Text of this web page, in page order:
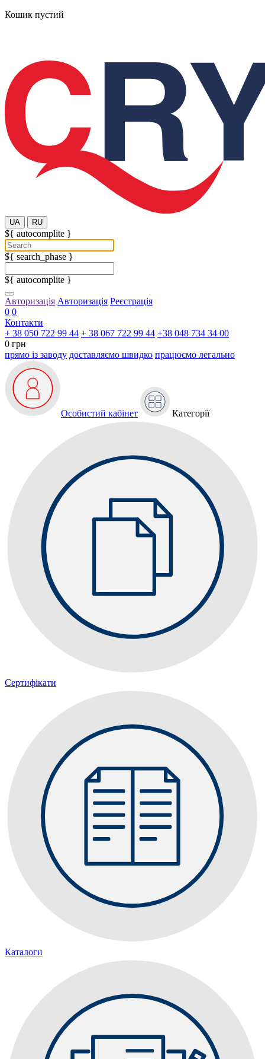
Кошик пустий
UA RU
${ autocomplite }
${ search_phase }
${ autocomplite }
Авторизація Авторизація Реєстрація
0 0
Контакти
+ 38 050 722 99 44 + 38 067 722 99 44 +38 048 734 34 00
0 грн
прямо із заводу доставляємо швидко працюємо легально
Особистий кабінет Категорії
Сертифікати
Каталоги